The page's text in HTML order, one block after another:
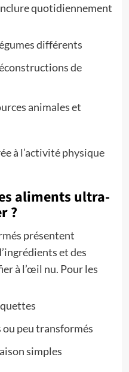
quotidiennement
différents
de
animales et
à l’activité physique
aliments ultra-
?
présentent
et des
à l’œil nu. Pour les
peu transformés
simples